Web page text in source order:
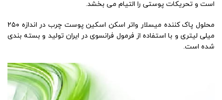
است و تحریکات پوستی را التیام می بخشد.
محلول پاک کننده میسلار واتر اسکن اسکین پوست چرب در اندازه ۲۵۰
میلی لیتری و با استفاده از فرمول فرانسوی در ایران تولید و بسته بندی
شده است.